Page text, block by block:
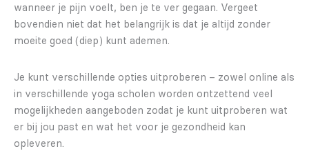
wanneer je pijn voelt, ben je te ver gegaan. Vergeet
bovendien niet dat het belangrijk is dat je altijd zonder
moeite goed (diep) kunt ademen.
Je kunt verschillende opties uitproberen – zowel online als
in verschillende yoga scholen worden ontzettend veel
mogelijkheden aangeboden zodat je kunt uitproberen wat
er bij jou past en wat het voor je gezondheid kan
opleveren.